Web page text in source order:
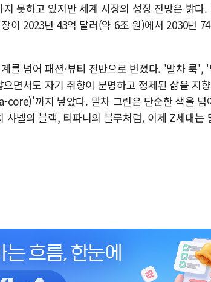
못하고 있지만 세계 시장의 성장 전망은 밝다
이 2023년 43억 달러(약 6조 원)에서 2030년
를 넘어 패션·뷰티 전반으로 번졌다. '말차 룩',
면서도 자기 취향이 분명하고 정제된 삶을 지
까지 낳았다. 말차 그린은 단순한 색을 넘
샤넬의 블랙, 티파니의 블루처럼, 이제 Z세대는